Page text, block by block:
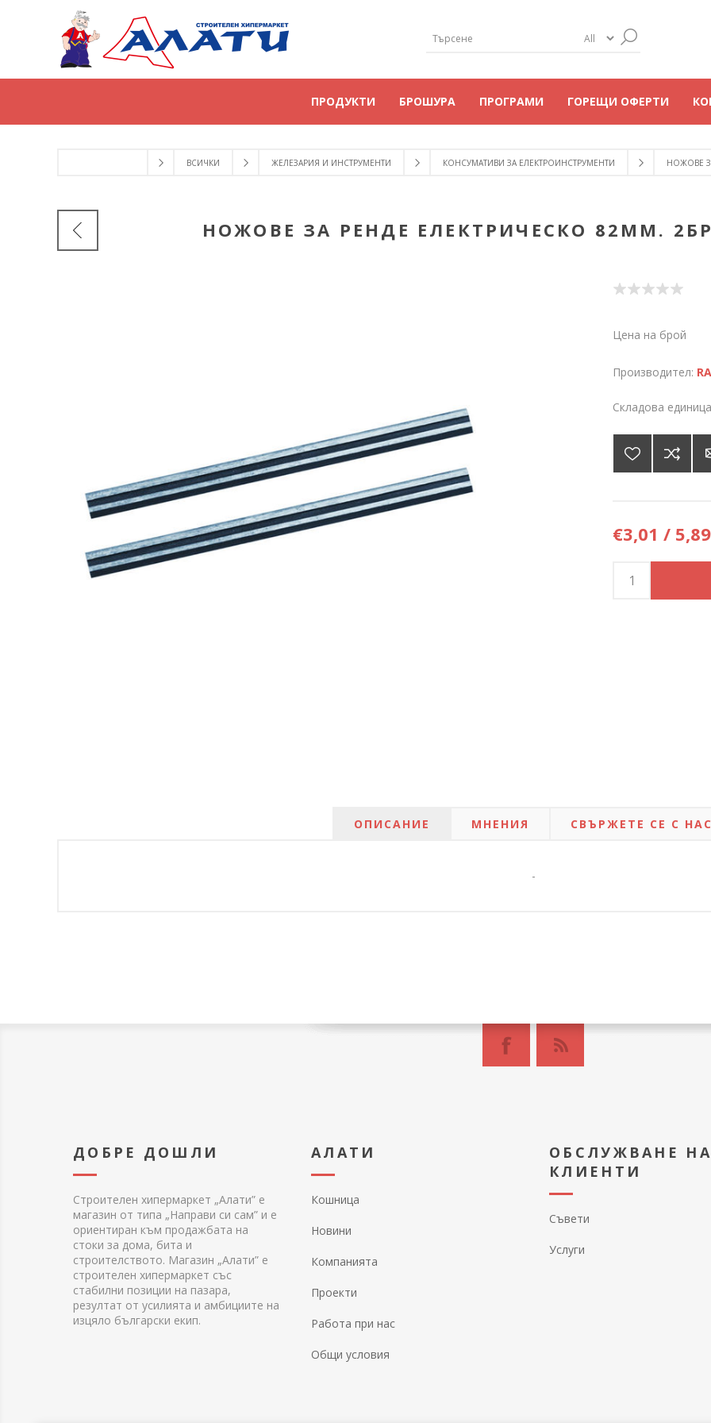
ПРОДУКТИ БРОШУРА ПРОГРАМИ ГОРЕЩИ ОФЕРТИ
ВСИЧКИ ЖЕЛЕЗАРИЯ И ИНСТРУМЕНТИ КОНСУМАТИВИ ЗА ЕЛЕКТРОИНСТРУМЕНТИ НОЖОВЕ
НОЖОВЕ ЗА РЕНДЕ ЕЛЕКТРИЧЕСКО 82ММ.
Цена на брой
Производител:
Складова
€3,01 /
ОПИСАНИЕ МНЕНИЯ СВЪРЖЕТЕ СЕ С
-
ДОБРЕ ДОШЛИ
Строителен хипермаркет „Алати” е
магазин от типа „Направи си сам” и е
ориентиран към продажбата на
стоки за дома, бита и
строителството. Магазин „Алати” е
строителен хипермаркет със
стабилни позиции на пазара,
резултат от усилията и амбициите на
изцяло български екип.
АЛАТИ
Кошница
Новини
Компанията
Проекти
Работа при нас
Общи условия
ОБСЛУЖВАНЕ НА
КЛИЕНТИ
Съвети
Услуги